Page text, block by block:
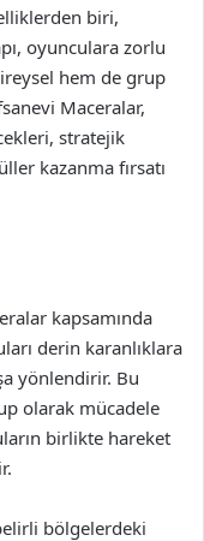
biri,
oyunculara zorlu
hem de grup
Maceralar,
stratejik
kazanma fırsatı
kapsamında
derin karanlıklara
yönlendirir. Bu
olarak mücadele
birlikte hareket
bölgelerdeki